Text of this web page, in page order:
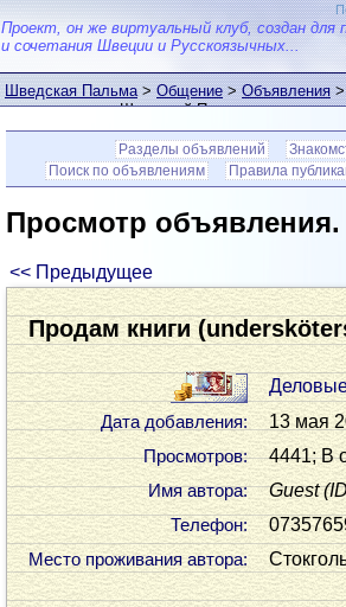
Проект, он же виртуальный клуб, создан для
и сочетания Швеции и Русскоязычных...
Шведская Пальма>Общение>Объявления>
пользователем Шведской Пальмы
Разделы объявлений
Поиск по объявлениям
Правила
Просмотр
<< Предыдущее
Продам книги
Дата добавления: 13 мая
Просмотров: 4441; В
Имя автора: Guest
Телефон:
Место проживания автора: